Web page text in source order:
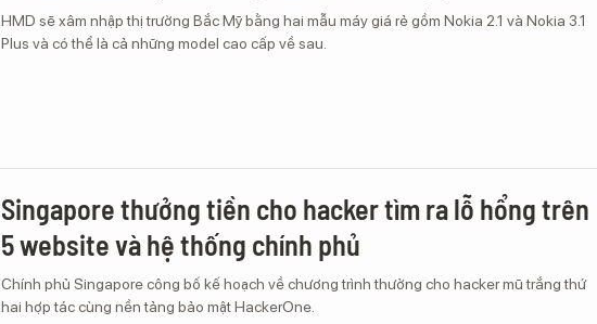
HMD sẽ xâm nhập thị trường Bắc Mỹ bằng hai mẫu máy giá rẻ gồm Nokia 2.1 và Nokia 3.1
Plus và có thể là cả những model cao cấp về sau.
Singapore thưởng tiền cho hacker tìm ra lỗ hổng trên
5 website và hệ thống chính phủ
Chính phủ Singapore công bố kế hoạch về chương trình thưởng cho hacker mũ trắng thứ
hai hợp tác cùng nền tảng bảo mật HackerOne.